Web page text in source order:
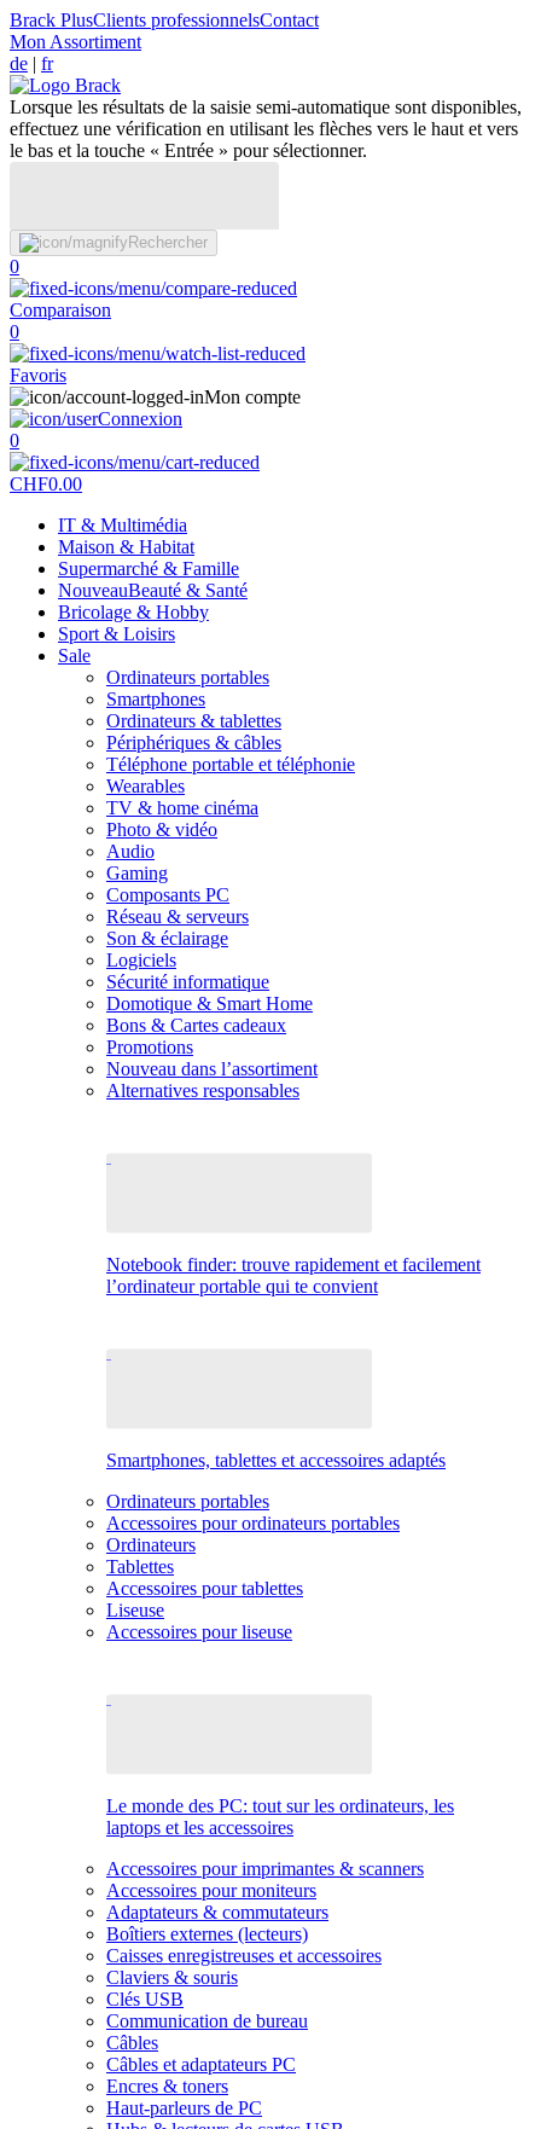
Brack PlusClients professionnelsContact
Mon Assortiment
de | fr
Lorsque les résultats de la saisie semi-automatique sont disponibles,
effectuez une vérification en utilisant les flèches vers le haut et vers
le bas et la touche « Entrée » pour sélectionner.
Rechercher
0
Comparaison
0
Favoris
Mon compte
Connexion
0
CHF0.00
IT & Multimédia
Maison & Habitat
Supermarché & Famille
NouveauBeauté & Santé
Bricolage & Hobby
Sport & Loisirs
Sale
Ordinateurs portables
Smartphones
Ordinateurs & tablettes
Périphériques & câbles
Téléphone portable et téléphonie
Wearables
TV & home cinéma
Photo & vidéo
Audio
Gaming
Composants PC
Réseau & serveurs
Son & éclairage
Logiciels
Sécurité informatique
Domotique & Smart Home
Bons & Cartes cadeaux
Promotions
Nouveau dans l’assortiment
Alternatives responsables
Notebook finder: trouve rapidement et facilement
l’ordinateur portable qui te convient
Smartphones, tablettes et accessoires adaptés
Ordinateurs portables
Accessoires pour ordinateurs portables
Ordinateurs
Tablettes
Accessoires pour tablettes
Liseuse
Accessoires pour liseuse
Le monde des PC: tout sur les ordinateurs, les
laptops et les accessoires
Accessoires pour imprimantes & scanners
Accessoires pour moniteurs
Adaptateurs & commutateurs
Boîtiers externes (lecteurs)
Caisses enregistreuses et accessoires
Claviers & souris
Clés USB
Communication de bureau
Câbles
Câbles et adaptateurs PC
Encres & toners
Haut-parleurs de PC